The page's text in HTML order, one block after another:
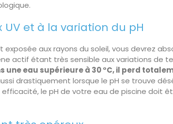
UV et à la variation du pH
exposée aux rayons du soleil, vous devrez
actif étant très sensible aux variations de
une eau supérieure à 30 °C, il perd
drastiquement lorsque le pH se trouve
le pH de votre eau de piscine doit